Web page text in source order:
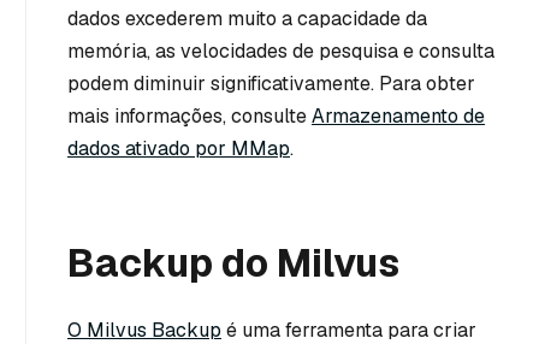
dados excederem muito a capacidade da
memória, as velocidades de pesquisa e consulta
podem diminuir significativamente. Para obter
mais informações, consulteArmazenamento de
dados ativado por MMap.
Backup do Milvus
O Milvus Backup é uma ferramenta para criar